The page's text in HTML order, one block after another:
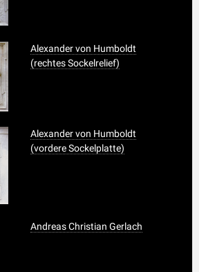
Alexander von Humboldt
(rechtes Sockelrelief)
Alexander von Humboldt
(vordere Sockelplatte)
Andreas Christian Gerlach